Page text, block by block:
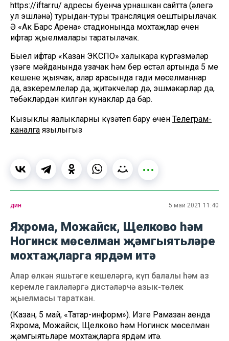
https://iftar.ru/ адресы буенча урнашкан сайтта (әлегә
ул эшләнә) турыдан-туры трансляция оештырылачак.
Ә «Ак Барс Арена» стадионында мохтаҗлар өчен
ифтар җыелмалары таратылачак.
Быел ифтар «Казан ЭКСПО» халыкара күргәзмәләр
үзәге мәйданында узачак һәм бер өстәл артында 5 мең
кешене җыячак, алар арасында гади мөселманнар
да, азкеремлеләр дә, җитәкчеләр дә, эшмәкәрләр дә,
төбәкләрдән килгән кунаклар да бар.
Кызыклы яңалыкларны күзәтеп бару өчен Телеграм-
каналга язылыгыз
дин 5 май 2021 11:40
Яхрома, Можайск, Щелково һәм
Ногинск мөселман җәмгыятьләре
мохтаҗларга ярдәм итә
Алар өлкән яшьтәге кешеләргә, күп балалы һәм аз
керемле гаиләләргә дистәләрчә азык-төлек
җыелмасы тараткан.
(Казан, 5 май, «Татар-информ»). Изге Рамазан аенда
Яхрома, Можайск, Щелково һәм Ногинск мөселман
җәмгыятьләре мохтаҗларга ярдәм итә.